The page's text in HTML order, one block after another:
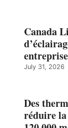
Canada
July 31, 2026
Des
réduire